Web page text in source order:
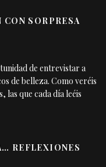
SORPRESA
de entrevistar a
de belleza. Como veréis
las que cada día leéis
REFLEXIONES